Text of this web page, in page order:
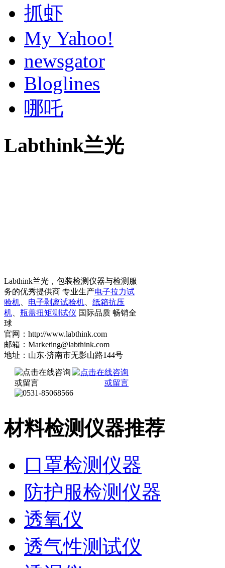
抓虾
My Yahoo!
newsgator
Bloglines
哪吒
Labthink兰光
Labthink兰光，包装检测仪器与检测服
务的优秀提供商 专业生产电子拉力试
验机
电子剥离试验机
纸箱抗压
机
瓶盖扭矩测试仪 国际品质 畅销全
球
官网：http://www.labthink.com
邮箱：Marketing@labthink.com
地址：山东·济南市无影山路144号
材料检测仪器推荐
口罩检测仪器
防护服检测仪器
透氧仪
透气性测试仪